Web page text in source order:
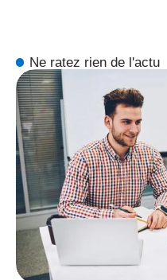
Ne ratez rien de l'actu